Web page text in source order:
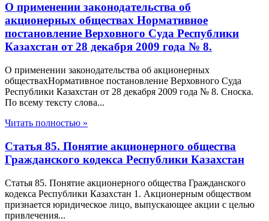
О применении законодательства об
акционерных обществах Нормативное
постановление Верховного Суда Республики
Казахстан от 28 декабря 2009 года № 8.
О применении законодательства об акционерных
обществахНормативное постановление Верховного Суда
Республики Казахстан от 28 декабря 2009 года № 8. Сноска.
По всему тексту слова...
Читать полностью »
Статья 85. Понятие акционерного общества
Гражданского кодекса Республики Казахстан
Статья 85. Понятие акционерного общества Гражданского
кодекса Республики Казахстан 1. Акционерным обществом
признается юридическое лицо, выпускающее акции с целью
привлечения...